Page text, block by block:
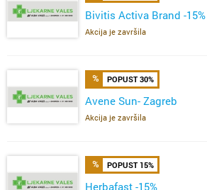
Bivitis Activa Brand -15%
Akcija je završila
POPUST 30%
Avene Sun- Zagreb
Akcija je završila
POPUST 15%
Herbafast -15%